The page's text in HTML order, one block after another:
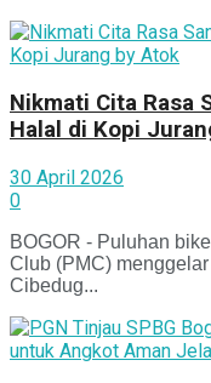
Nikmati Cita Rasa
Halal di Kopi
30 April 2026
0
BOGOR - Puluhan
Club (PMC)
Cibedug...